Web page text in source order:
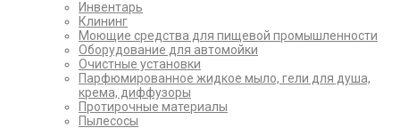
Инвентарь
Клининг
Моющие средства для пищевой промышленности
Оборудование для автомойки
Очистные установки
Парфюмированное жидкое мыло, гели для душа,
крема, диффузоры
Протирочные материалы
Пылесосы